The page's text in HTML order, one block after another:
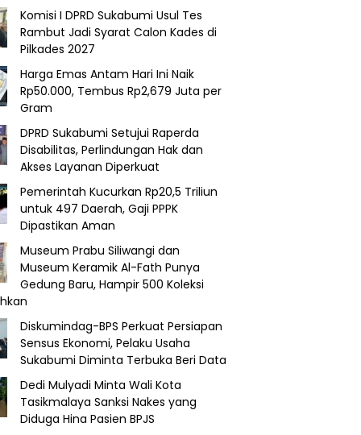
Komisi I DPRD Sukabumi Usul Tes
Rambut Jadi Syarat Calon Kades di
Pilkades 2027
Harga Emas Antam Hari Ini Naik
Rp50.000, Tembus Rp2,679 Juta per
Gram
DPRD Sukabumi Setujui Raperda
Disabilitas, Perlindungan Hak dan
Akses Layanan Diperkuat
Pemerintah Kucurkan Rp20,5 Triliun
untuk 497 Daerah, Gaji PPPK
Dipastikan Aman
Museum Prabu Siliwangi dan
Museum Keramik Al-Fath Punya
Gedung Baru, Hampir 500 Koleksi
Diskumindag-BPS Perkuat Persiapan
Sensus Ekonomi, Pelaku Usaha
Sukabumi Diminta Terbuka Beri Data
Dedi Mulyadi Minta Wali Kota
Tasikmalaya Sanksi Nakes yang
Diduga Hina Pasien BPJS